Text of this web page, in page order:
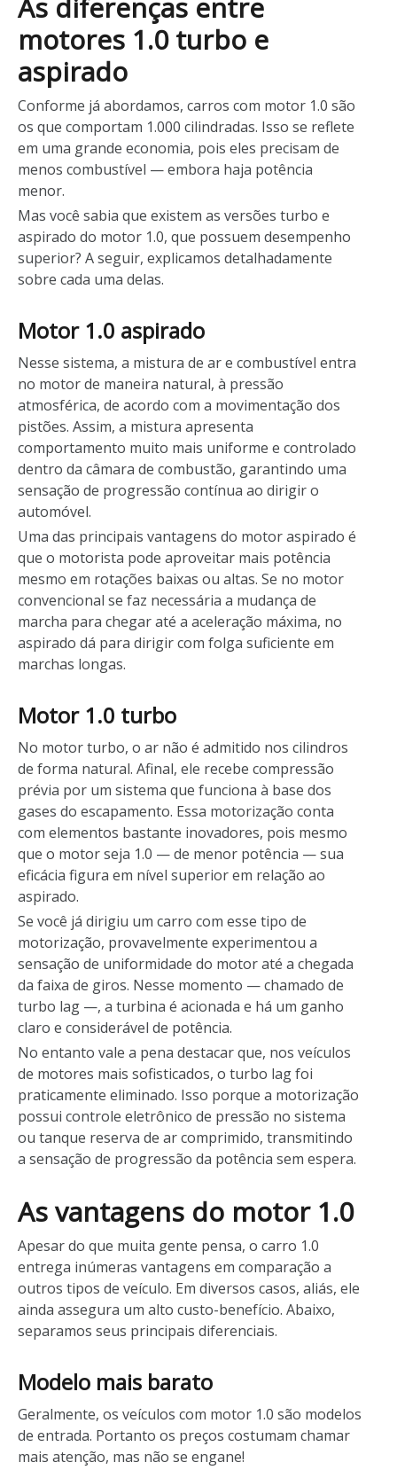
motores 1.0 turbo e
aspirado
Conforme já abordamos, carros com motor 1.0 são
os que comportam 1.000 cilindradas. Isso se reflete
em uma grande economia, pois eles precisam de
menos combustível — embora haja potência
menor.
Mas você sabia que existem as versões turbo e
aspirado do motor 1.0, que possuem desempenho
superior? A seguir, explicamos detalhadamente
sobre cada uma delas.
Motor 1.0 aspirado
Nesse sistema, a mistura de ar e combustível entra
no motor de maneira natural, à pressão
atmosférica, de acordo com a movimentação dos
pistões. Assim, a mistura apresenta
comportamento muito mais uniforme e controlado
dentro da câmara de combustão, garantindo uma
sensação de progressão contínua ao dirigir o
automóvel.
Uma das principais vantagens do motor aspirado é
que o motorista pode aproveitar mais potência
mesmo em rotações baixas ou altas. Se no motor
convencional se faz necessária a mudança de
marcha para chegar até a aceleração máxima, no
aspirado dá para dirigir com folga suficiente em
marchas longas.
Motor 1.0 turbo
No motor turbo, o ar não é admitido nos cilindros
de forma natural. Afinal, ele recebe compressão
prévia por um sistema que funciona à base dos
gases do escapamento. Essa motorização conta
com elementos bastante inovadores, pois mesmo
que o motor seja 1.0 — de menor potência — sua
eficácia figura em nível superior em relação ao
aspirado.
Se você já dirigiu um carro com esse tipo de
motorização, provavelmente experimentou a
sensação de uniformidade do motor até a chegada
da faixa de giros. Nesse momento — chamado de
turbo lag —, a turbina é acionada e há um ganho
claro e considerável de potência.
No entanto vale a pena destacar que, nos veículos
de motores mais sofisticados, o turbo lag foi
praticamente eliminado. Isso porque a motorização
possui controle eletrônico de pressão no sistema
ou tanque reserva de ar comprimido, transmitindo
a sensação de progressão da potência sem espera.
As vantagens do motor 1.0
Apesar do que muita gente pensa, o carro 1.0
entrega inúmeras vantagens em comparação a
outros tipos de veículo. Em diversos casos, aliás, ele
ainda assegura um alto custo-benefício. Abaixo,
separamos seus principais diferenciais.
Modelo mais barato
Geralmente, os veículos com motor 1.0 são modelos
de entrada. Portanto os preços costumam chamar
mais atenção, mas não se engane!